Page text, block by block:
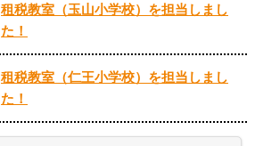
租税教室（玉山小学校）を担当しまし
た！
租税教室（仁王小学校）を担当しまし
た！